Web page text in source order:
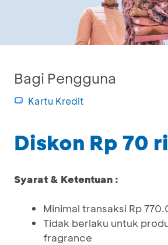
Bagi Pengguna
Kartu Kredit
Diskon Rp 70
Syarat & Ketentuan :
Minimal transaksi Rp
Tidak berlaku untuk
fragrance